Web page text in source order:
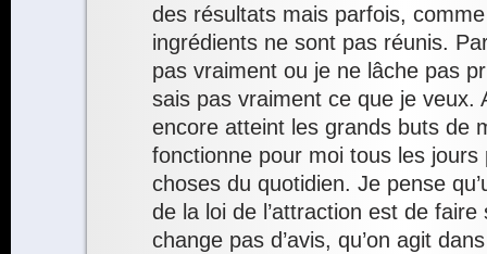
des résultats mais parfois,
ingrédients ne sont pas réunis.
pas vraiment ou je ne lâche pas
sais pas vraiment ce que je veux.
encore atteint les grands buts de
fonctionne pour moi tous les jours
choses du quotidien. Je pense
de la loi de l’attraction est de faire
change pas d’avis, qu’on agit